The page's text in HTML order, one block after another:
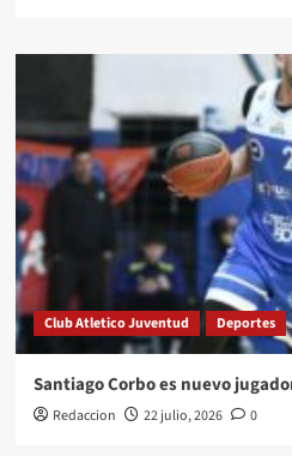
Club Atletico Juventud Deportes
Santiago Corbo es nuevo
Redaccion 22 julio, 2026 0